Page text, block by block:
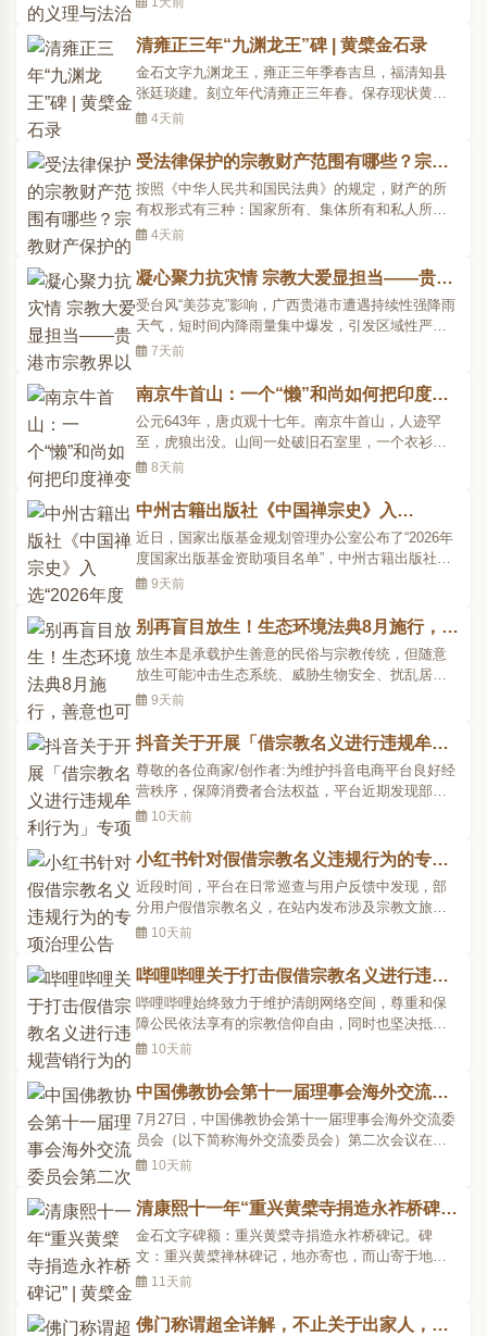
中屡现“好心办坏事”之情形：..
清雍正三年“九渊龙王”碑 | 黄檗金石录
金石文字九渊龙王，雍正三年季春吉旦，福清知县
张廷琰建。刻立年代清雍正三年春。保存现状黄檗
山九渊潭。考释解读据明崇祯《黄檗寺志》记载，
宋咸淳二年（1266）..
4天前
受法律保护的宗教财产范围有哪些？宗教
财产保护的有关规定
按照《中华人民共和国民法典》的规定，财产的所
有权形式有三种：国家所有、集体所有和私人所
有。与之衔接，《宗教事务条例》第四十九条规
有的属于国家、集体所有的财..
4天前
凝心聚力抗灾情 宗教大爱显担当——贵港
市宗教界以实际行动践行宗教中国化
受台风“美莎克”影响，广西贵港市遭遇持续性强降雨
天气，短时间内降雨量集中爆发，引发区域性严重
洪涝灾害。辖区多处乡镇村庄出现大面积积水内
利管网等基础设施遭到不..
7天前
南京牛首山：一个“懒”和尚如何把印度禅
变成了中国禅？
公元643年，唐贞观十七年。南京牛首山，人迹罕
至，虎狼出没。山间一处破旧石室里，一个衣衫简
朴的僧人盘腿而坐，面容枯槁，却神色安然。洞
头扬威。樵夫远远望见，吓得..
8天前
中州古籍出版社《中国禅宗史》入
选“2026年度国家出版基金资助项目名单”
近日，国家出版基金规划管理办公室公布了“2026年
度国家出版基金资助项目名单”，中州古籍出版社
《中国禅宗史》入选。《中国禅宗史》内容简介
创学术著作。展示了自南朝..
9天前
别再盲目放生！生态环境法典8月施行，善
意也可能触碰法律红线
放生本是承载护生善意的民俗与宗教传统，但随意
放生可能冲击生态系统、威胁生物安全、扰乱居民
生活，早已超出个人善行的范畴。2026年8月15日即
生规范正式纳入生态保护..
9天前
抖音关于开展「借宗教名义进行违规牟利
行为」专项治理公告
尊敬的各位商家/创作者:为维护抖音电商平台良好经
营秩序，保障消费者合法权益，平台近期发现部分
创作者、商家在直播、短视频、商品详情页、飞
素或宗教活动进行违规商品..
10天前
小红书针对假借宗教名义违规行为的专项
治理公告
近段时间，平台在日常巡查与用户反馈中发现，部
分用户假借宗教名义，在站内发布涉及宗教文旅产
品和服务的违规内容，包括营销虚假寺庙墓地、
谓寺庙文创、违规售卖宗教..
10天前
哔哩哔哩关于打击假借宗教名义进行违规
营销行为的专项治理公告
哔哩哔哩始终致力于维护清朗网络空间，尊重和保
障公民依法享有的宗教信仰自由，同时也坚决抵制
任何假借宗教名义扰乱网络秩序、侵害用户权益的
中发现，部分用户假借宗教..
10天前
中国佛教协会第十一届理事会海外交流委
员会第二次会议在上海举行
7月27日，中国佛教协会第十一届理事会海外交流委
员会（以下简称海外交流委员会）第二次会议在上
海举行。中国佛教协会会长演觉法师出席会议并讲
别是习近平外交思想为指..
10天前
清康熙十一年“重兴黄檗寺捐造永祚桥碑
记” | 黄檗金石录
金石文字碑额：重兴黄檗寺捐造永祚桥碑记。碑
文：重兴黄檗禅林碑记，地亦寄也，而山寄于地。
凡山之所有，寄于山者也。而寄于山者，又寄于
下，请以法藏镇之，八载而殇。..
11天前
佛门称谓超全详解，不止关于出家人，建